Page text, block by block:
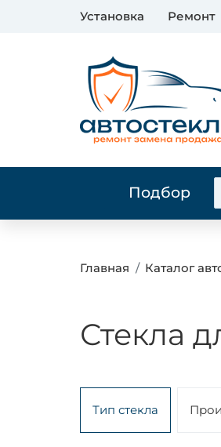
Установка Ремонт
Подбор
Главная Каталог
Стекла
Тип стекла